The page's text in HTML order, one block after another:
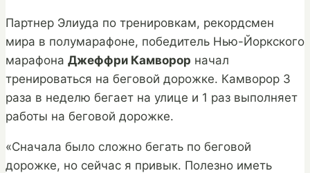
Партнер Элиуда по тренировкам, рекордсмен
мира в полумарафоне, победитель Нью-Йоркского
марафона Джеффри Камворор начал
тренироваться на беговой дорожке. Камворор 3
раза в неделю бегает на улице и 1 раз выполняет
работы на беговой дорожке.
«Сначала было сложно бегать по беговой
дорожке, но сейчас я привык. Полезно иметь